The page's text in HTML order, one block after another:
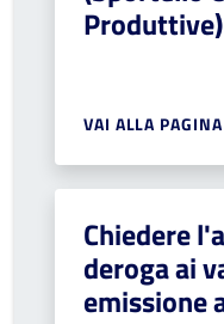
Produttive)
VAI ALLA PAGINA
Chiedere
deroga ai
emissione